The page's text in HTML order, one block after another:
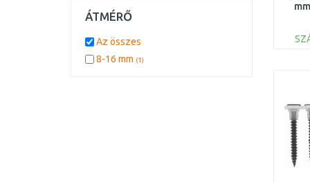
ÁTMÉRŐ
Az összes
8-16 mm (1)